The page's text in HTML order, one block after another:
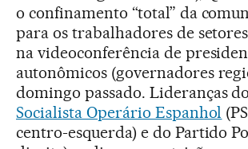
o confinamento “total” da
para os trabalhadores de
na videoconferência de
autonômicos (governadores
domingo passado. Lideranças
Socialista Operário Espanhol
centro-esquerda) e do Partido